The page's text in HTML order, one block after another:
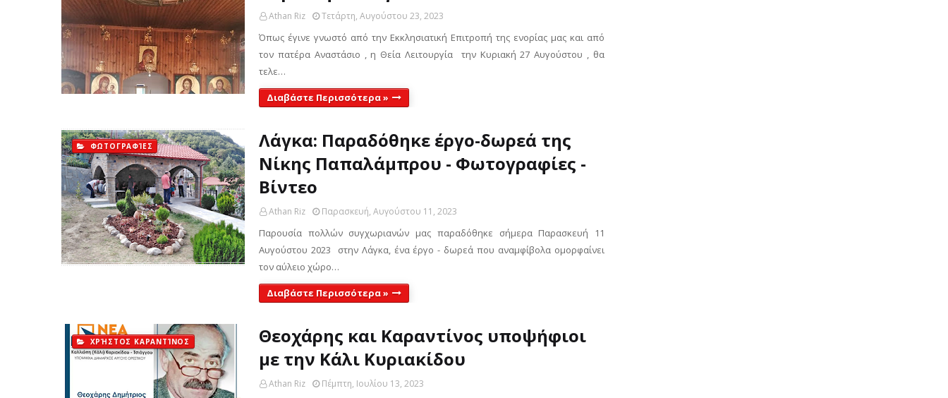
Athan Riz Τετάρτη, Αυγούστου 23, 2023
Όπως έγινε γνωστό από την Εκκλησιατική Επιτροπή της ενορίας μας και από
τον πατέρα Αναστάσιο , η Θεία Λειτουργία την Κυριακή 27 Αυγούστου , θα
τελε…
Διαβάστε Περισσότερα »
ΦΩΤΟΓΡΑΦΊΕΣ
Λάγκα: Παραδόθηκε έργο-δωρεά της
Νίκης Παπαλάμπρου - Φωτογραφίες -
Βίντεο
Athan Riz Παρασκευή, Αυγούστου 11, 2023
Παρουσία πολλών συγχωριανών μας παραδόθηκε σήμερα Παρασκευή 11
Αυγούστου 2023 στην Λάγκα, ένα έργο - δωρεά που αναμφίβολα ομορφαίνει
τον αύλειο χώρο…
Διαβάστε Περισσότερα »
ΧΡΉΣΤΟΣ ΚΑΡΑΝΤΊΝΟΣ
Θεοχάρης και Καραντίνος υποψήφιοι
με την Κάλι Κυριακίδου
Athan Riz Πέμπτη, Ιουλίου 13, 2023